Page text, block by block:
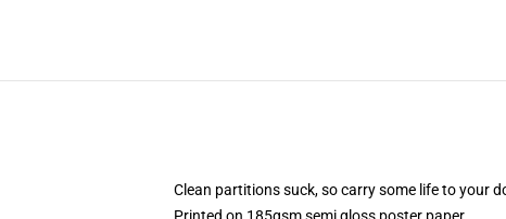
Clean partitions suck, so carry some life to your